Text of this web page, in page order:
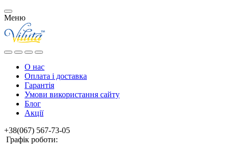
Меню
О нас
Оплата і доставка
Гарантія
Умови використання сайту
Блог
Акції
+38(067) 567-73-05
Графік роботи: